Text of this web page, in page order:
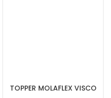
TOPPER MOLAFLEX VISCO